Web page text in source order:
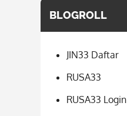
BLOGROLL
JIN33 Daftar
RUSA33
RUSA33 Login